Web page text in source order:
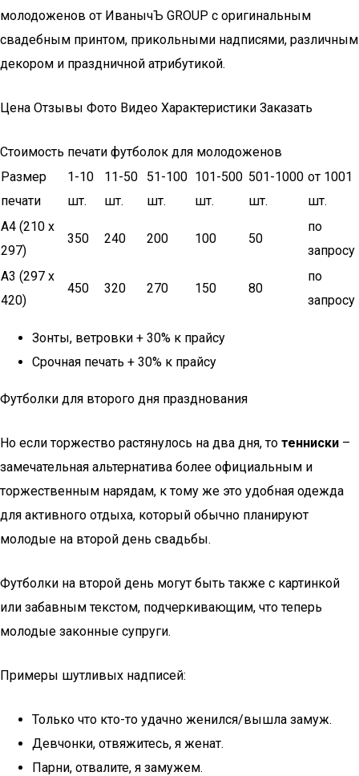
молодоженов от ИванычЪ GROUP с оригинальным
свадебным принтом, прикольными надписями, различным
декором и праздничной атрибутикой.
Цена Отзывы Фото Видео Характеристики Заказать
Стоимость печати футболок для молодоженов
Размер
печати
1-10
шт.
11-50
шт.
51-100
шт.
101-500
шт.
501-1000
шт.
от 1001
шт.
А4 (210 х
297)
350 240 200 100 50
по
запросу
А3 (297 х
420)
450 320 270 150 80
по
запросу
Зонты, ветровки + 30% к прайсу
Срочная печать + 30% к прайсу
Футболки для второго дня празднования
Но если торжество растянулось на два дня, то тенниски –
замечательная альтернатива более официальным и
торжественным нарядам, к тому же это удобная одежда
для активного отдыха, который обычно планируют
молодые на второй день свадьбы.
Футболки на второй день могут быть также с картинкой
или забавным текстом, подчеркивающим, что теперь
молодые законные супруги.
Примеры шутливых надписей:
Только что кто-то удачно женился/вышла замуж.
Девчонки, отвяжитесь, я женат.
Парни, отвалите, я замужем.